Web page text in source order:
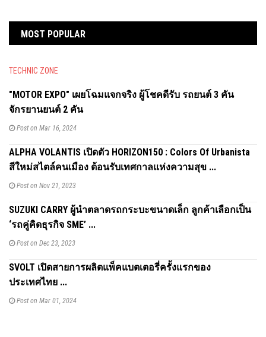
MOST POPULAR
TECHNIC ZONE
"MOTOR EXPO" เผยโฉมแจกจริง ผู้โชคดีรับ รถยนต์ 3 คัน
จักรยานยนต์ 2 คัน
Post on Mar 16, 2024
ALPHA VOLANTIS เปิดตัว HORIZON150 : Colors Of Urbanista
สีใหม่สไตล์คนเมือง ต้อนรับเทศกาลแห่งความสุข ...
Post on Nov 21, 2023
SUZUKI CARRY ผู้นำตลาดรถกระบะขนาดเล็ก ลูกค้าเลือกเป็น
‘รถคู่คิดธุรกิจ SME’ ...
Post on Dec 23, 2023
SVOLT เปิดสายการผลิตแพ็คแบตเตอรี่ครั้งแรกของ
ประเทศไทย ...
Post on Mar 01, 2024